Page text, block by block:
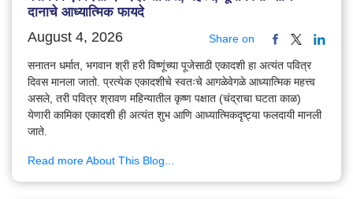
दानाचे आध्यात्मिक फायदे
August 4, 2026 Share on
सनातन धर्मात, भगवान श्री हरी विष्णूंच्या पूजेसाठी एकादशी हा अत्यंत पवित्र
दिवस मानला जातो. प्रत्येक एकादशीचे स्वतःचे आगळेवेगळे आध्यात्मिक महत्त्व
असले, तरी पवित्र श्रावण महिन्यातील कृष्ण पक्षात (चंद्राचा घटता काळ)
येणारी कामिका एकादशी ही अत्यंत शुभ आणि आध्यात्मिकदृष्ट्या फलदायी मानली
जाते.
Read more About This Blog...